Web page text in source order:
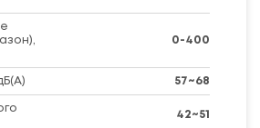
0-400
57~68
42~51